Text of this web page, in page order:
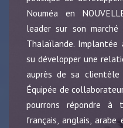
Nouméa en
leader sur son
Thalaïlande. Implantée
su développer une
auprès de sa
Équipée de
pourrons répondre
français, anglais,